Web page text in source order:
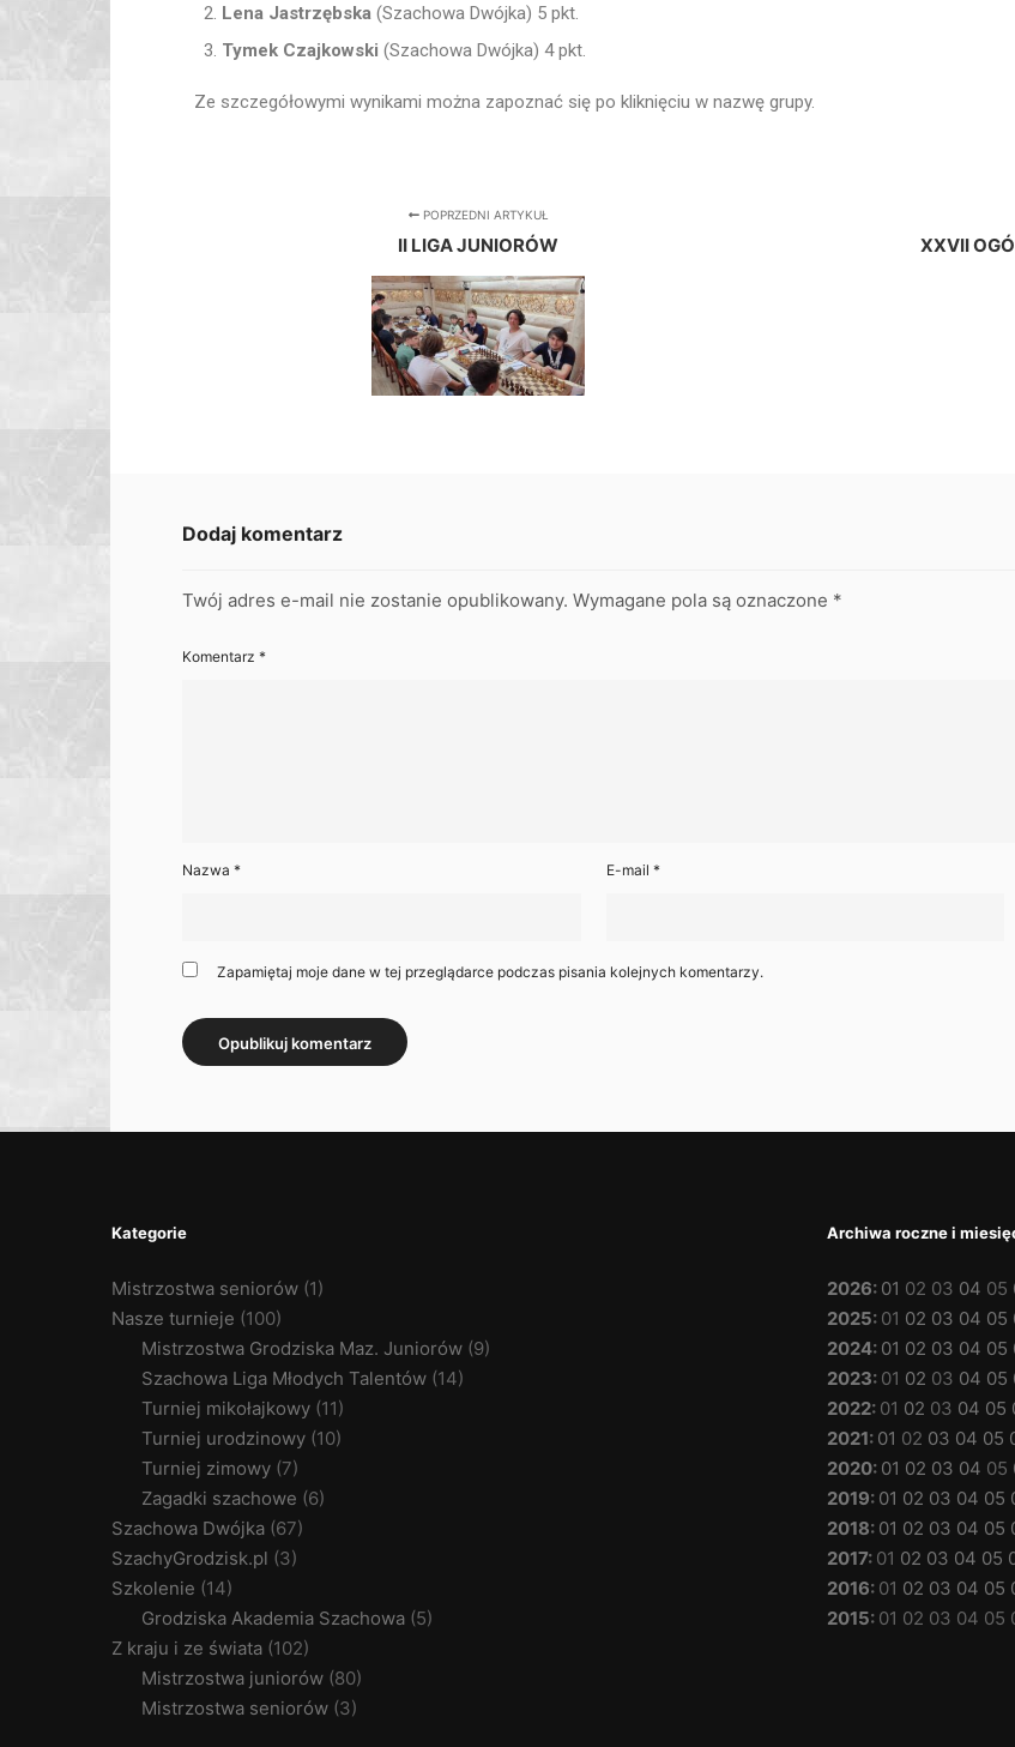
Lena Jastrzębska (Szachowa Dwójka) 5 pkt.
Tymek Czajkowski (Szachowa Dwójka) 4 pkt.
Ze szczegółowymi wynikami można zapoznać się po kliknięciu w nazwę grupy.
POPRZEDNI ARTYKUŁ
II LIGA JUNIORÓW XXVII
Dodaj komentarz
Twój adres e-mail nie zostanie opublikowany. Wymagane pola są oznaczone *
Komentarz *
Nazwa * E-mail *
Zapamiętaj moje dane w tej przeglądarce podczas pisania kolejnych komentarzy.
Kategorie
Mistrzostwa seniorów (1)
Nasze turnieje (100)
Mistrzostwa Grodziska Maz. Juniorów (9)
Szachowa Liga Młodych Talentów (14)
Turniej mikołajkowy (11)
Turniej urodzinowy (10)
Turniej zimowy (7)
Zagadki szachowe (6)
Szachowa Dwójka (67)
SzachyGrodzisk.pl (3)
Szkolenie (14)
Grodziska Akademia Szachowa (5)
Z kraju i ze świata (102)
Mistrzostwa juniorów (80)
Mistrzostwa seniorów (3)
Archiwa roczne i
2026: 01 02 03 04 05
2025: 01 02 03 04 05
2024: 01 02 03 04 05
2023: 01 02 03 04 05
2022: 01 02 03 04 05
2021: 01 02 03 04 05
2020: 01 02 03 04 05
2019: 01 02 03 04 05
2018: 01 02 03 04 05
2017: 01 02 03 04 05
2016: 01 02 03 04 05
2015: 01 02 03 04 05